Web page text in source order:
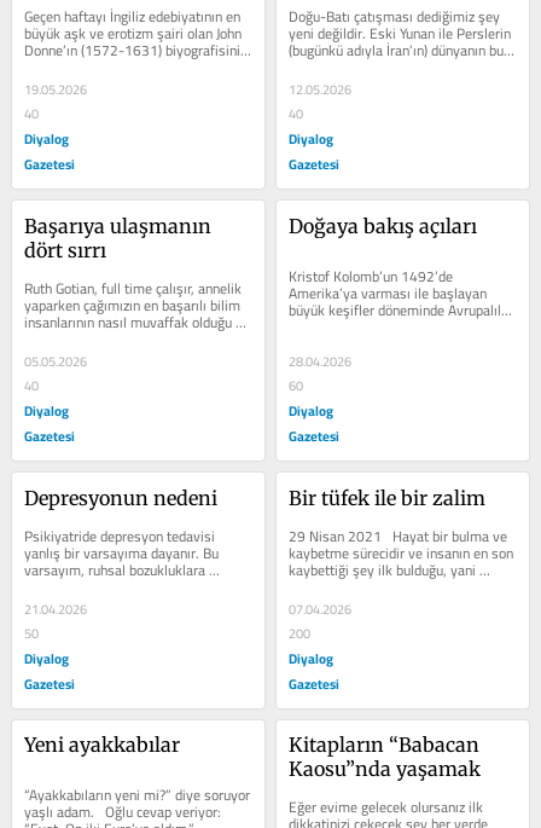
Geçen haftayı İngiliz edebiyatının en
büyük aşk ve erotizm şairi olan John
Donne’ın (1572-1631) biyografisini
okuyarak geçirdim. Kitabı,...
19.05.2026
40
Diyalog
Gazetesi
Doğu-Batı çatışması dediğimiz şey
yeni değildir. Eski Yunan ile Perslerin
(bugünkü adıyla İran’ın) dünyanın bu
bölgesinde iki...
12.05.2026
40
Diyalog
Gazetesi
Başarıya ulaşmanın
dört sırrı
Ruth Gotian, full time çalışır, annelik
yaparken çağımızın en başarılı bilim
insanlarının nasıl muvaffak olduğu
05.05.2026
40
Diyalog
Gazetesi
Doğaya bakış açıları
Kristof Kolomb’un 1492’de
Amerika’ya varması ile başlayan
büyük keşifler döneminde Avrupalılar
o güne kadar görmedikleri
28.04.2026
60
Diyalog
Gazetesi
Depresyonun nedeni
Psikiyatride depresyon tedavisi
yanlış bir varsayıma dayanır. Bu
varsayım, ruhsal bozukluklara
beyindeki kimyasal dengesizliğin
neden olduğu...
21.04.2026
50
Diyalog
Gazetesi
Bir tüfek ile bir zalim
29 Nisan 2021   Hayat bir bulma ve
kaybetme sürecidir ve insanın en son
kaybettiği şey ilk bulduğu, yani
hayatıdır. Hayatı hüzünlü yapan...
07.04.2026
200
Diyalog
Gazetesi
Yeni ayakkabılar
“Ayakkabıların yeni mi?” diye soruyor
yaşlı adam.   Oğlu cevap veriyor:
Kitapların “Babacan
Kaosu”nda yaşamak
Eğer evime gelecek olursanız ilk